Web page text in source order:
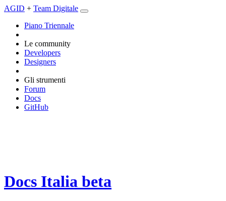
AGID + Team Digitale
Piano Triennale
Le community
Developers
Designers
Gli strumenti
Forum
Docs
GitHub
Docs Italia beta